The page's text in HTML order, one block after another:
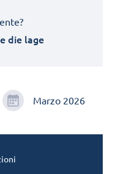
die lage
Marzo 2026